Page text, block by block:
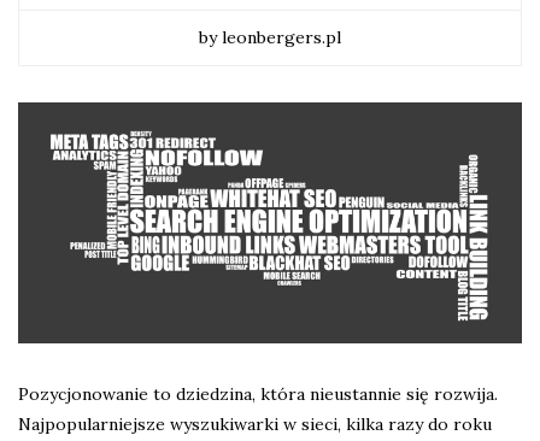
by leonbergers.pl
Pozycjonowanie to dziedzina, która nieustannie się rozwija.
Najpopularniejsze wyszukiwarki w sieci, kilka razy do roku